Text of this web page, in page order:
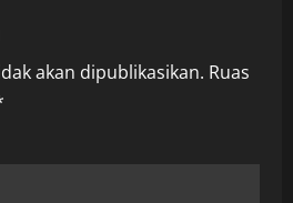
akan dipublikasikan. Ruas